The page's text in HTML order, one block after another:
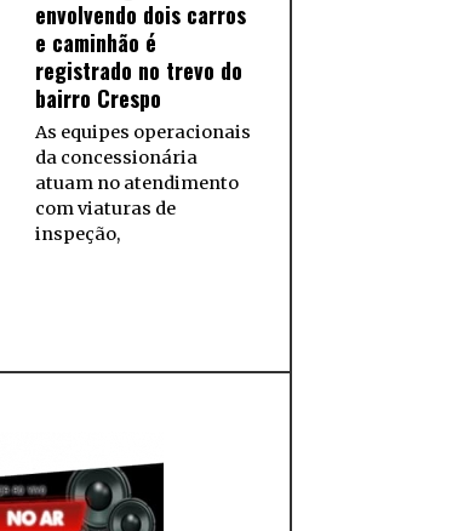
envolvendo dois carros
e caminhão é
registrado no trevo do
bairro Crespo
As equipes operacionais
da concessionária
atuam no atendimento
com viaturas de
inspeção,